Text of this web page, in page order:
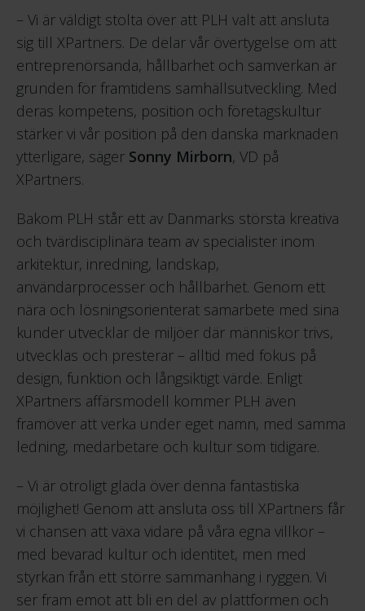
– Vi är väldigt stolta över att PLH valt att ansluta
sig till XPartners. De delar vår övertygelse om att
entreprenörsanda, hållbarhet och samverkan är
grunden för framtidens samhällsutveckling. Med
deras kompetens, position och företagskultur
stärker vi vår position på den danska marknaden
ytterligare, säger Sonny Mirborn, VD på
XPartners.
Bakom PLH står ett av Danmarks största kreativa
och tvärdisciplinära team av specialister inom
arkitektur, inredning, landskap,
användarprocesser och hållbarhet. Genom ett
nära och lösningsorienterat samarbete med sina
kunder utvecklar de miljöer där människor trivs,
utvecklas och presterar – alltid med fokus på
design, funktion och långsiktigt värde. Enligt
XPartners affärsmodell kommer PLH även
framöver att verka under eget namn, med samma
ledning, medarbetare och kultur som tidigare.
– Vi är otroligt glada över denna fantastiska
möjlighet! Genom att ansluta oss till XPartners får
vi chansen att växa vidare på våra egna villkor –
med bevarad kultur och identitet, men med
styrkan från ett större sammanhang i ryggen. Vi
ser fram emot att bli en del av plattformen och